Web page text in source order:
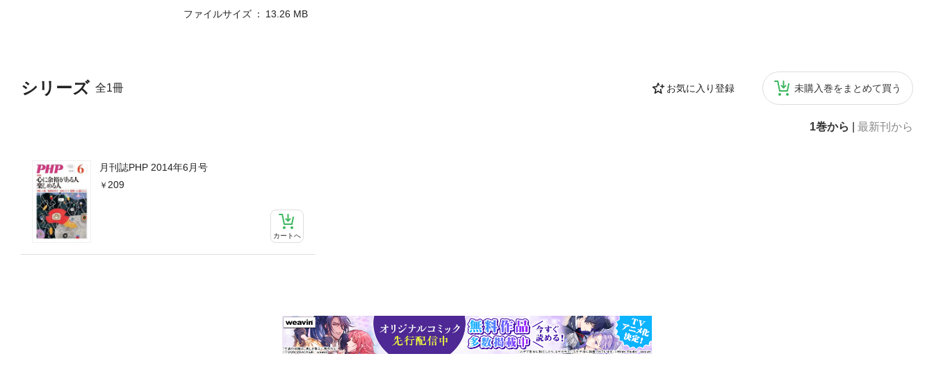
シリーズ 全1冊 お気に入り登録 未購入巻をまとめて買う
1巻から 最新刊から
月刊誌PHP 2014年6月号
209
カートへ
ファイルサイズ
13.26 MB